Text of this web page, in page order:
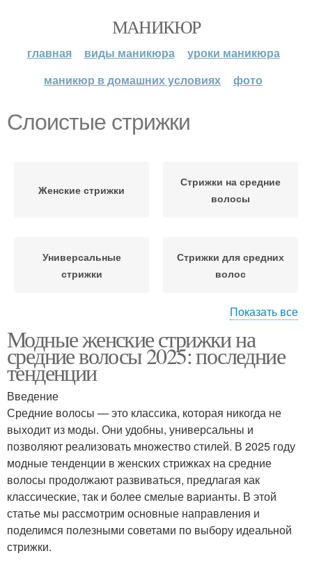
МАНИКЮР
главная виды маникюра
уроки маникюра
маникюр в домашних условиях
фото
Слоистые стрижки
Женские стрижки
Стрижки на средние
волосы
Универсальные
стрижки
Стрижки для средних
волос
Необычные стрижки
стрижках
Дополнения к стрижкам Многослойные стрижки
Стрижка в стиле
Стрижки на короткие
волосы
Показать все
Модные женские стрижки на
средние волосы 2025: последние
тенденции
Введение
Средние волосы — это классика, которая никогда не
выходит из моды. Они удобны, универсальны и
позволяют реализовать множество стилей. В 2025 году
модные тенденции в женских стрижках на средние
волосы продолжают развиваться, предлагая как
классические, так и более смелые варианты. В этой
статье мы рассмотрим основные направления и
поделимся полезными советами по выбору идеальной
стрижки.